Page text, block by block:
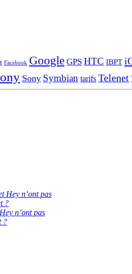
Facebook Google GPS HTC IBPT
Sony Symbian tarifs Telenet
Hey n’ont pas
?
n’ont pas
?